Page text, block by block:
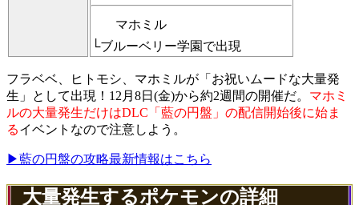
マホミル
└ブルーベリー学園で出現
フラベベ、ヒトモシ、マホミルが「お祝いムードな大量発
生」として出現！12月8日(金)から約2週間の開催だ。 マホミ
ルの大量発生だけはDLC「藍の円盤」の配信開始後に始ま
るイベントなので注意しよう。
▶藍の円盤の攻略最新情報はこちら
大量発生するポケモンの詳細